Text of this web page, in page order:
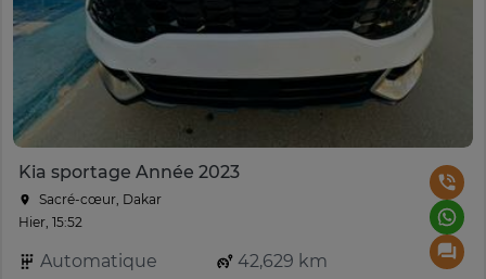
Kia sportage Année 2023
Sacré-cœur, Dakar
Hier, 15:52
Automatique
42,629 km